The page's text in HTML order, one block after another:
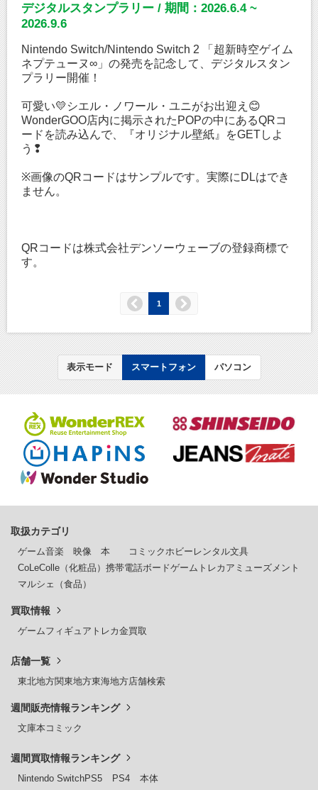
デジタルスタンプラリー / 期間：2026.6.4 ~
2026.9.6
Nintendo Switch/Nintendo Switch 2 「超新時空ゲイム
ネプテューヌ∞」の発売を記念して、デジタルスタン
プラリー開催！
可愛い💛シエル・ノワール・ユニがお出迎え😊
WonderGOO店内に掲示されたPOPの中にあるQRコ
ードを読み込んで、『オリジナル壁紙』をGETしよ
う❢
※画像のQRコードはサンプルです。実際にDLはでき
ません。
QRコードは株式会社デンソーウェーブの登録商標で
す。
1
表示モード スマートフォン パソコン
取扱カテゴリ
ゲーム音楽 映像 本 コミックホビー レンタル文具
CoLeColle（化粧品） 携帯電話ボードゲーム トレカ アミューズメント
マルシェ（食品）
買取情報
ゲームフィギュア トレカ金買取
店舗一覧
東北地方関東地方東海地方店舗検索
週間販売情報ランキング
文庫本コミック
週間買取情報ランキング
Nintendo SwitchPS5 PS4 本体